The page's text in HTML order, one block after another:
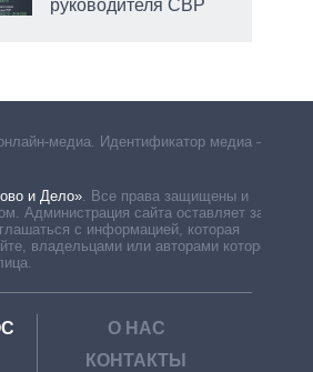
руководителя СВР
медиа. Идентификатор медиа –
и Дело»
Все права защищены и
Администрация сайта оставляет за
с информацией, которая
владельцами или авторами которой
О НАС
КОНТАКТЫ